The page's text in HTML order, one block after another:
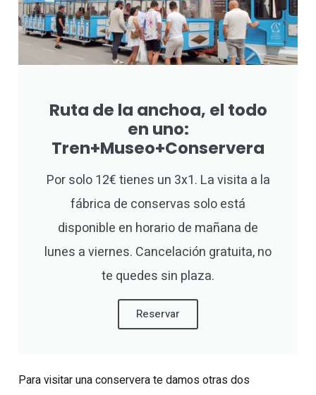
Ruta de la anchoa, el todo
en uno:
Tren+Museo+Conservera
Por solo 12€ tienes un 3x1. La visita a la
fábrica de conservas solo está
disponible en horario de mañana de
lunes a viernes. Cancelación gratuita, no
te quedes sin plaza.
Reservar
Para visitar una conservera te damos otras dos